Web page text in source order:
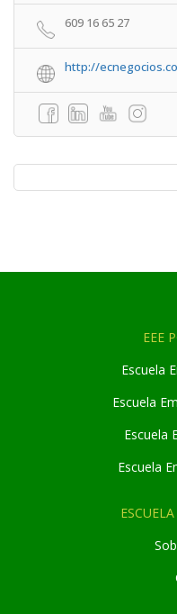
609 16 65 27
http://
EEE
Escuela
Escuela
Escuela
Escuela